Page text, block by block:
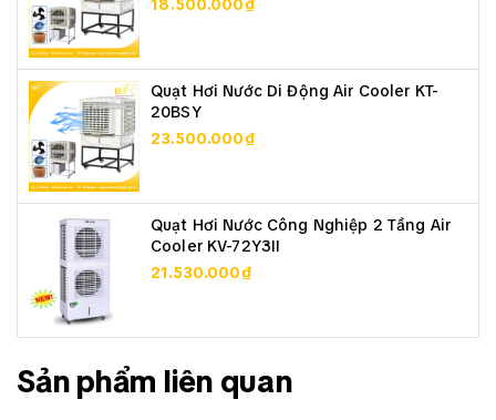
18.500.000₫
Quạt Hơi Nước Di Động Air Cooler KT-
20BSY
23.500.000₫
Quạt Hơi Nước Công Nghiệp 2 Tầng Air
Cooler KV-72Y3II
21.530.000₫
Sản phẩm liên quan